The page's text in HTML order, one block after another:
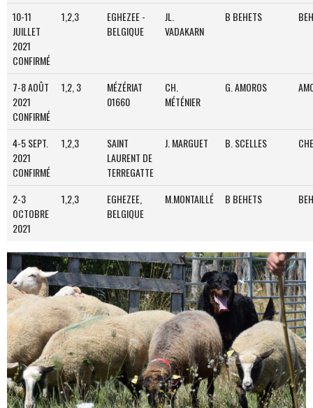
10-11
JUILLET
2021
CONFIRMÉ
1,2,3
EGHEZEE -
BELGIQUE
JL.
VADAKARN
B BEHETS
7-8 AOÛT
2021
CONFIRMÉ
1,2, 3
MÉZÉRIAT
01660
CH.
MÉTÉNIER
G. AMOROS
4-5 SEPT.
2021
CONFIRMÉ
1,2,3
SAINT
LAURENT DE
TERREGATTE
J. MARGUET B. SCELLES
2-3
OCTOBRE
2021
1,2,3
EGHEZEE,
BELGIQUE
M.MONTAILLÉ B BEHETS